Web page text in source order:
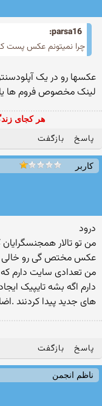
parsa16:
چرا نمیتونم عکس پست
لینک مخصوص فروم ها
هر کجای
پاسخ بازگفت
کاربر
درود
من تو تالار
عکس مختص گی رو خالی
من تعدادی سایت دارم
دارم اگه بشه تایپیک
های جدید پیدا کردنند
پاسخ بازگفت
ناظم انجمن